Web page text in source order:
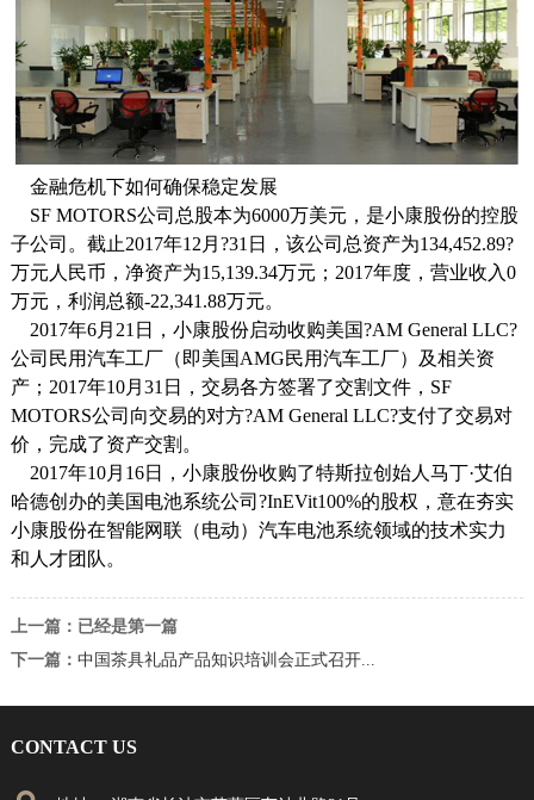
金融危机下如何确保稳定发展
SF MOTORS公司总股本为6000万美元，是小康股份的控股
子公司。截止2017年12月?31日，该公司总资产为134,452.89?
万元人民币，净资产为15,139.34万元；2017年度，营业收入0
万元，利润总额-22,341.88万元。
2017年6月21日，小康股份启动收购美国?AM General LLC?
公司民用汽车工厂（即美国AMG民用汽车工厂）及相关资
产；2017年10月31日，交易各方签署了交割文件，SF
MOTORS公司向交易的对方?AM General LLC?支付了交易对
价，完成了资产交割。
2017年10月16日，小康股份收购了特斯拉创始人马丁·艾伯
哈德创办的美国电池系统公司?InEVit100%的股权，意在夯实
小康股份在智能网联（电动）汽车电池系统领域的技术实力
和人才团队。
上一篇：已经是第一篇
下一篇： 中国茶具礼品产品知识培训会正式召开...
CONTACT US